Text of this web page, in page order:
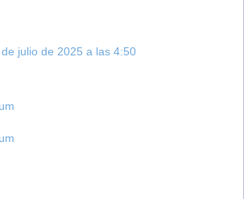
julio de 2025 a las 4:50